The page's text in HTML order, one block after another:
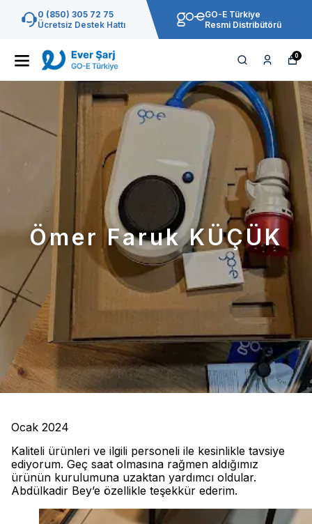
0 (850) 305 72 75
Ücretsiz Destek Hattı
GO-E Türkiye
Resmi Distribütörü
0
Ömer Faruk KÜÇÜK
Ocak 2024
Kaliteli ürünleri ve ilgili personeli ile kesinlikle tavsiye
ediyorum. Geç saat olmasına rağmen aldığımız
ürünün kurulumuna uzaktan yardımcı oldular.
Abdülkadir Bey’e özellikle teşekkür ederim.